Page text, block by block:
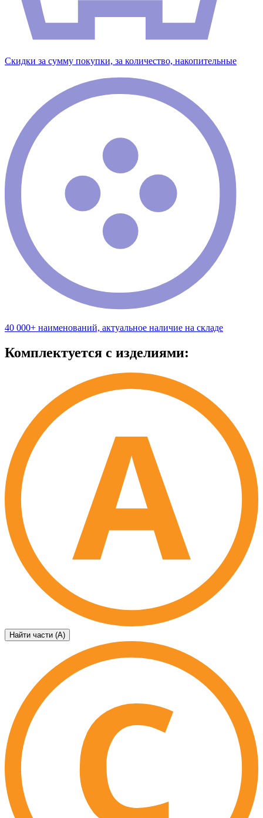
Скидки за сумму покупки, за количество, накопительные
40 000+ наименований, актуальное наличие на складе
Комплектуется с изделиями:
Найти части (А)